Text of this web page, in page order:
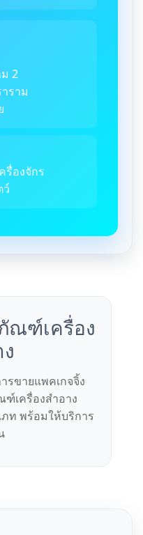
2
ราม
รื่องจักร
ว์
ณฑ์เครื่อง
รขายแพคเกจจิ้ง
เครื่องสำอาง
ท พร้อมให้บริการ